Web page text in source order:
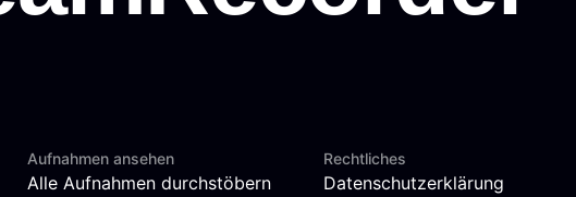
Aufnahmen ansehen
Alle Aufnahmen durchstöbern
Rechtliches
Datenschutzerklärung